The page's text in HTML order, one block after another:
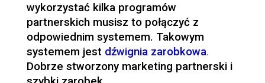
wykorzystać kilka programów
partnerskich musisz to połączyć z
odpowiednim systemem. Takowym
systemem jest dźwignia zarobkowa.
Dobrze stworzony marketing partnerski i